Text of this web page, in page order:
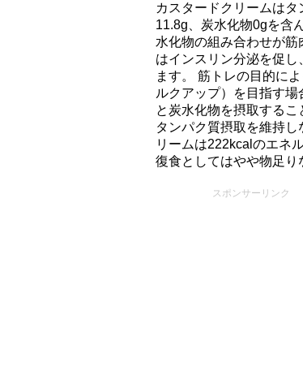
カスタードクリームは
11.8g、炭水化物0gを含
水化物の組み合わせが
はインスリン分泌を促
ます。 筋トレの目的に
ルクアップ）を目指す
と炭水化物を摂取するこ
タンパク質摂取を維持
リームは222kcalのエネ
復食としてはやや物足り
スポンサーリンク